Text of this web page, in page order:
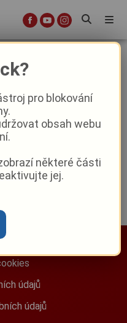
v krajských
Medicíně blíž má
Reklama
údajů
údajů
pro blokování
obsah webu
některé části
jej.